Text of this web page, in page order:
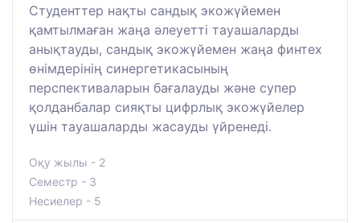
Студенттер нақты сандық экожүйемен
қамтылмаған жаңа әлеуетті тауашаларды
анықтауды, сандық экожүйемен жаңа финтех
өнімдерінің синергетикасының
перспективаларын бағалауды және супер
қолданбалар сияқты цифрлық экожүйелер
үшін тауашаларды жасауды үйренеді.
Оқу жылы - 2
Семестр - 3
Несиелер - 5